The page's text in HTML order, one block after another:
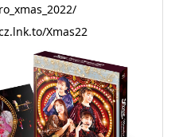
Xmas22